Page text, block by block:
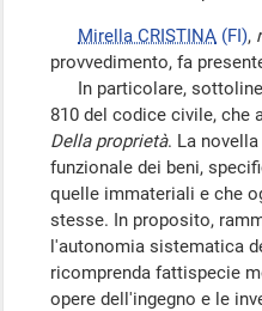
Mirella CRISTINA (FI),
provvedimento, fa
In particolare,
810 del codice civile, che
Della proprietà. La
funzionale dei beni,
quelle immateriali e che
stesse. In proposito,
l'autonomia sistematica
ricomprenda fattispecie
opere dell'ingegno e le